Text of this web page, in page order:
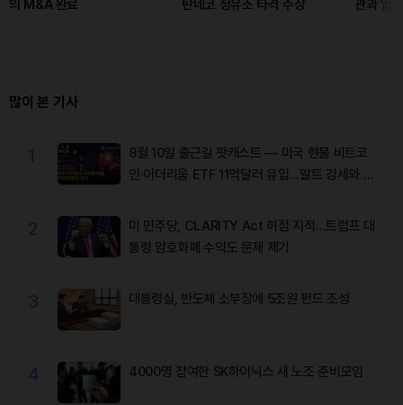
의 M&A 완료 탄네코 정유소 타격 주장 관과 입
많이 본 기사
1
8월 10일 출근길 팟캐스트 — 미국 현물 비트코
인·이더리움 ETF 11억달러 유입…알트 강세와 숏
2
미 민주당, CLARITY Act 허점 지적…트럼프 대
통령 암호화폐 수익도 문제 제기
3 대통령실, 반도체 소부장에 5조원 펀드 조성
4 4000명 참여한 SK하이닉스 새 노조 준비모임